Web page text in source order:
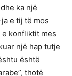
ka një
e tij të mos
konfliktit mes
një hap tutje
është
thotë